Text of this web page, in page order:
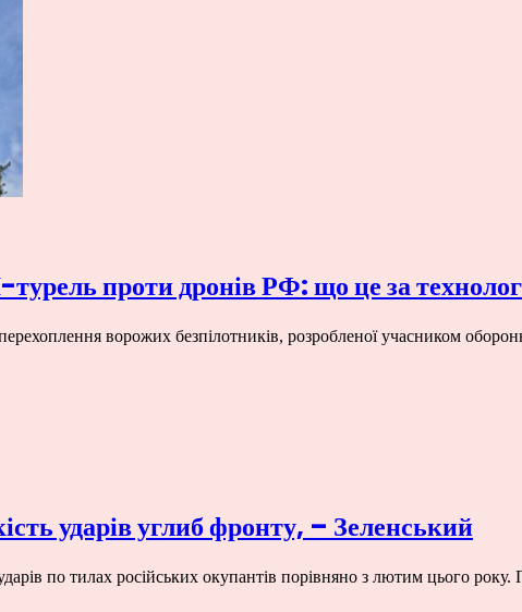
проти дронів РФ: що це за
ворожих безпілотників, розробленої учасником
ударів углиб фронту, – Зеленський
по тилах російських окупантів порівняно з лютим цього